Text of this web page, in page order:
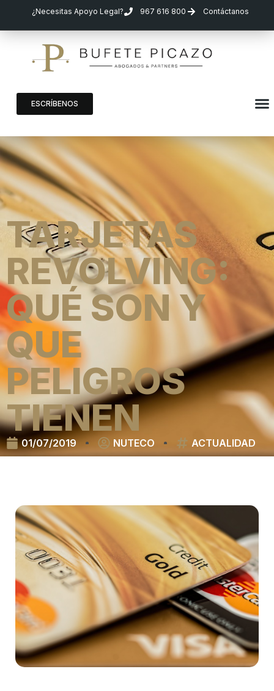
¿Necesitas Apoyo Legal? 967 616 800 Contáctanos
ESCRÍBENOS
TARJETAS
REVOLVING:
QUÉ SON Y
QUE
PELIGROS
TIENEN
01/07/2019 NUTECO ACTUALIDAD